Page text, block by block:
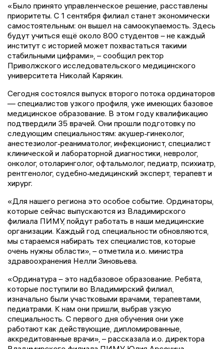
«Было принято управленческое решение, расставлены
приоритеты. С 1 сентября филиал станет экономически
самостоятельным: он вышел на самоокупаемость. Здесь
будут учиться ещё около 800 студентов – не каждый
институт с историей может похвастаться такими
стабильными цифрами», – сообщил ректор
Приволжского исследовательского медицинского
университета Николай Карякин.
Сегодня состоялся выпуск второго потока ординаторов
— специалистов узкого профиля, уже имеющих базовое
медицинское образование. В этом году квалификацию
подтвердили 35 врачей. Они прошли подготовку по
следующим специальностям: акушер‑гинеколог,
анестезиолог‑реаниматолог, инфекционист, специалист
клинической и лабораторной диагностики, невролог,
онколог, отоларинголог, офтальмолог, педиатр, психиатр,
рентгенолог, судебно‑медицинский эксперт, терапевт и
хирург.
«Для нашего региона это особое событие. Ординаторы,
которые сейчас выпускаются из Владимирского
филиала ПИМУ, пойдут работать в наши медицинские
организации. Каждый год специальности обновляются,
мы стараемся набирать тех специалистов, которые
очень нужны области», – отметила и.о. министра
здравоохранения Нелли Зиновьева.
«Ординатура – это надбазовое образование. Ребята,
которые поступили во Владимирский филиал,
изначально были участковыми врачами, терапевтами,
педиатрами. К нам они пришли, выбрав узкую
специальность. С первого дня обучения они уже
работают как действующие, дипломированные,
аккредитованные врачи», – рассказала и.о. директора